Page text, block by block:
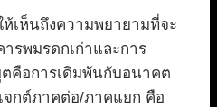
เห็นถึงความพยายามที่จะ
ารพมรดกเก่าและการ
ตคือการเดิมพันกับอนาคต
กต์ภาคต่อ/ภาคแยก คือ